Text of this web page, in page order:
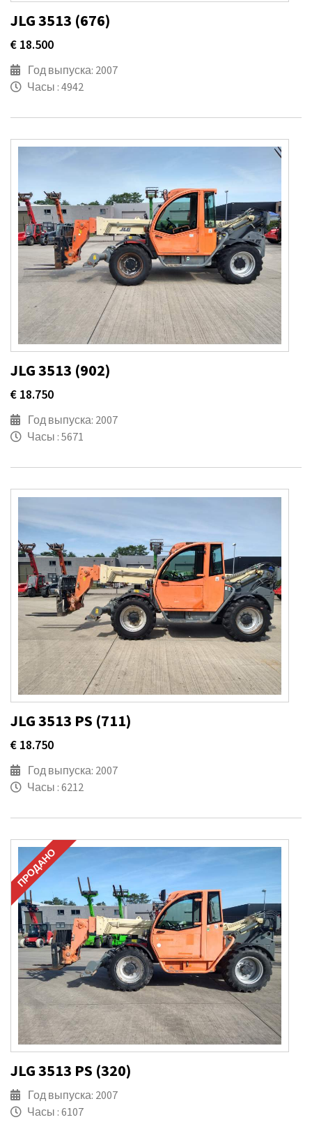
JLG 3513 (676)
€ 18.500
Год выпуска: 2007
Часы : 4942
JLG 3513 (902)
€ 18.750
Год выпуска: 2007
Часы : 5671
JLG 3513 PS (711)
€ 18.750
Год выпуска: 2007
Часы : 6212
ПРОДАНО
JLG 3513 PS (320)
Год выпуска: 2007
Часы : 6107